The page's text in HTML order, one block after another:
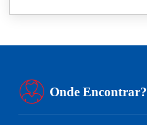
Onde Encontrar?